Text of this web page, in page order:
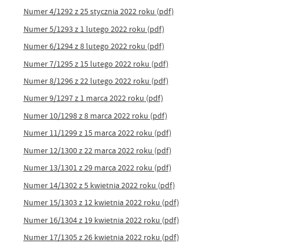
Numer 4/1292 z 25 stycznia 2022 roku (pdf)
Numer 5/1293 z 1 lutego 2022 roku (pdf)
Numer 6/1294 z 8 lutego 2022 roku (pdf)
Numer 7/1295 z 15 lutego 2022 roku (pdf)
Numer 8/1296 z 22 lutego 2022 roku (pdf)
Numer 9/1297 z 1 marca 2022 roku (pdf)
Numer 10/1298 z 8 marca 2022 roku (pdf)
Numer 11/1299 z 15 marca 2022 roku (pdf)
Numer 12/1300 z 22 marca 2022 roku (pdf)
Numer 13/1301 z 29 marca 2022 roku (pdf)
Numer 14/1302 z 5 kwietnia 2022 roku (pdf)
Numer 15/1303 z 12 kwietnia 2022 roku (pdf)
Numer 16/1304 z 19 kwietnia 2022 roku (pdf)
Numer 17/1305 z 26 kwietnia 2022 roku (pdf)